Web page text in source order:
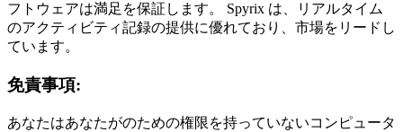
フトウェアは満足を保証します。 Spyrix は、リアルタイム
のアクティビティ記録の提供に優れており、市場をリードし
ています。
免責事項:
あなたはあなたがのための権限を持っていないコンピュータ